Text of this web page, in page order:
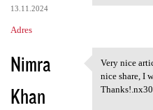
13.11.2024
Adres
Nimra
Khan
Very nice
Very nice
nice share, I